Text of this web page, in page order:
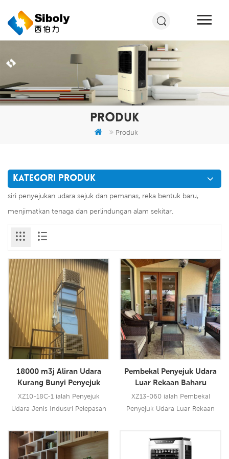
PRODUK
Produk
KATEGORI PRODUK
siri penyejukan udara sejuk dan pemanas, reka bentuk baru,
menjimatkan tenaga dan perlindungan alam sekitar.
18000 m3j Aliran Udara
Kurang Bunyi Penyejuk
Udara Untuk Kegunaan
Industri
XZ10-18C-1 ialah Penyejuk
Udara Jenis Industri Pelepasan
untuk semua jenis lokasi
dalam/luar. Model ini
Baca Lebih Lanjut
Pembekal Penyejuk Udara
Luar Rekaan Baharu
Penyejuk Penyejatan Mudah
Alih
XZ13-060 ialah Pembekal
Penyejuk Udara Luar Rekaan
6000CMH, 3 kelajuan dengan
Baca Lebih Lanjut